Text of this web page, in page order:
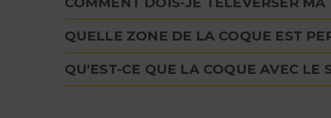
QUELLE ZONE DE LA COQUE EST
QU'EST-CE QUE LA COQUE AVEC LE